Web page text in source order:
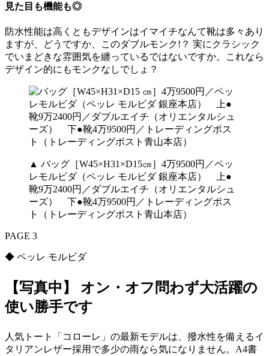
見た目も機能も◎
防水性能は高くともデザインはイマイチなんて靴は多々あり
ますが、どうですか、このダブルモンク!？ 実にクラシック
でいまどきな雰囲気を纏っているではないですか。これなら
デザイン的にもモンクなしでしょ？
▲ バッグ［W45×H31×D15㎝］4万9500円／ペッ
レモルビダ（ペッレ モルビダ 銀座本店） 上●
靴9万2400円／ダブルエイチ（オリエンタルシュ
ーズ） 下●靴4万9500円／トレーディングポス
ト（トレーディングポスト青山本店）
PAGE 3
◆ ペッレ モルビダ
【写真中】 オン・オフ問わず大活躍の
使い勝手です
人気トート「コローレ」の最新モデルは、撥水性を備えるイ
タリアンレザー採用で多少の雨なら気になりません。A4書